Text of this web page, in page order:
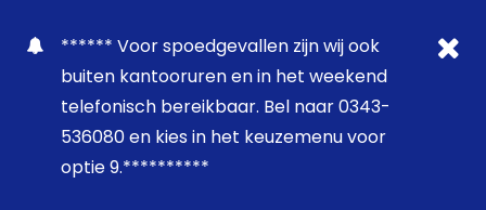
****** Voor spoedgevallen zijn wij ook
buiten kantooruren en in het weekend
telefonisch bereikbaar. Bel naar 0343-
536080 en kies in het keuzemenu voor
optie 9.**********